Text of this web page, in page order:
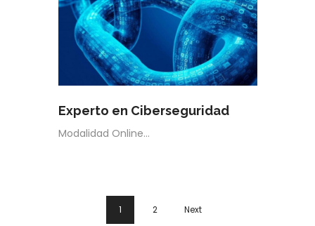
Experto en Ciberseguridad
Modalidad Online…
1 2 Next